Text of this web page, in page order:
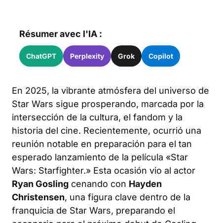
Résumer avec l'IA :
ChatGPT Perplexity Grok Copilot
En 2025, la vibrante atmósfera del universo de
Star Wars sigue prosperando, marcada por la
intersección de la cultura, el fandom y la
historia del cine. Recientemente, ocurrió una
reunión notable en preparación para el tan
esperado lanzamiento de la película «Star
Wars: Starfighter.» Esta ocasión vio al actor
Ryan Gosling cenando con Hayden
Christensen, una figura clave dentro de la
franquicia de Star Wars, preparando el